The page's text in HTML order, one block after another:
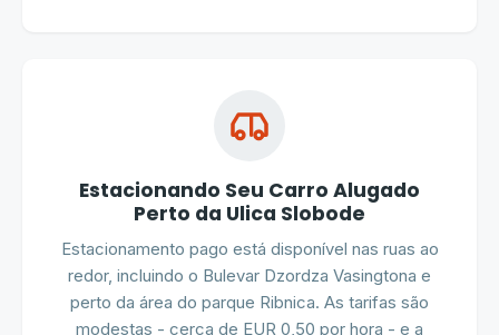
Estacionando Seu Carro Alugado
Perto da Ulica Slobode
Estacionamento pago está disponível nas ruas ao
redor, incluindo o Bulevar Dzordza Vasingtona e
perto da área do parque Ribnica. As tarifas são
modestas - cerca de EUR 0,50 por hora - e a